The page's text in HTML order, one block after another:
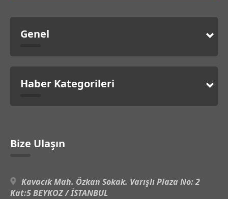
Genel
Haber Kategorileri
Bize Ulaşın
Kavacık Mah. Özkan Sokak. Varışlı Plaza No: 2
Kat:5 BEYKOZ / İSTANBUL